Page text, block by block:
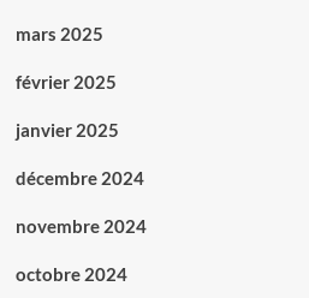
mars 2025
février 2025
janvier 2025
décembre 2024
novembre 2024
octobre 2024